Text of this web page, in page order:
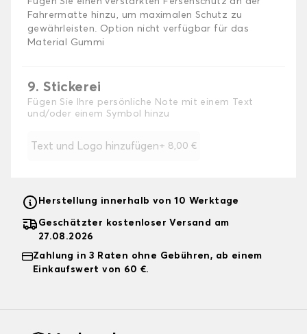
Fahrermatte hinzu, um maximalen Schutz zu
gewährleisten. Option nicht verfügbar für das
Material Gummi
9. Stickerei
Fügen Sie Ihre persönliche Note mit einem Text
und/oder einem Symbol hinzu
Text und Logo hinzufügen+ 8,00 €
Herstellung innerhalb von 10 Werktage
Geschätzter kostenloser Versand am
27.08.2026
Zahlung in 3 Raten ohne Gebühren, ab einem
Einkaufswert von 60 €.